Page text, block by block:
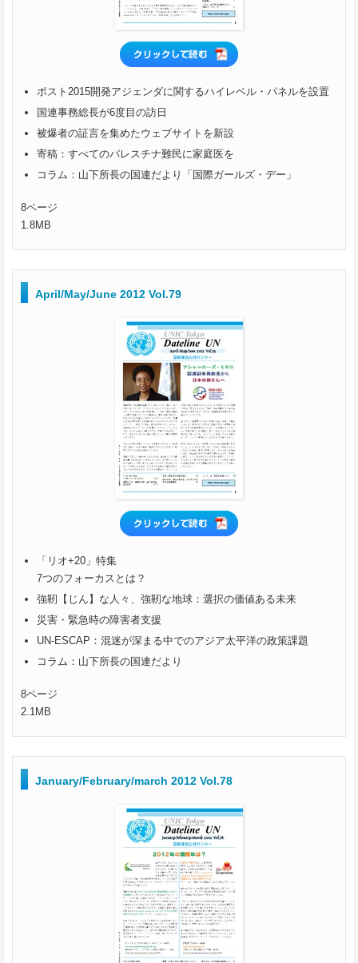
ポスト2015開発アジェンダに関するハイレベル・パネルを設置
国連事務総長が6度目の訪日
被爆者の証言を集めたウェブサイトを新設
寄稿：すべてのパレスチナ難民に家庭医を
コラム：山下所長の国連だより「国際ガールズ・デー」
8ページ
1.8MB
April/May/June 2012 Vol.79
「リオ+20」特集
7つのフォーカスとは？
強靭【じん】な人々、強靭な地球：選択の価値ある未来
災害・緊急時の障害者支援
UN-ESCAP：混迷が深まる中でのアジア太平洋の政策課題
コラム：山下所長の国連だより
8ページ
2.1MB
January/February/march 2012 Vol.78